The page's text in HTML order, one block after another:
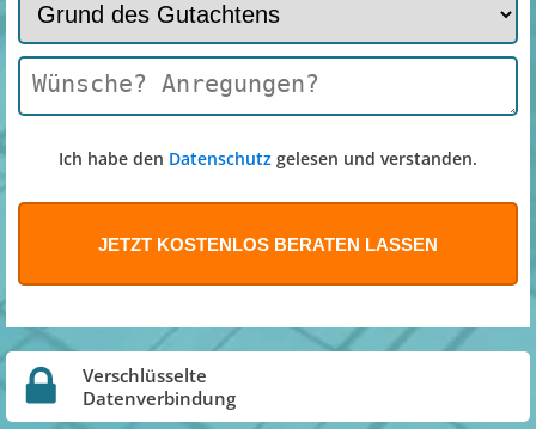
Ich habe den Datenschutz gelesen und verstanden.
Verschlüsselte
Datenverbindung